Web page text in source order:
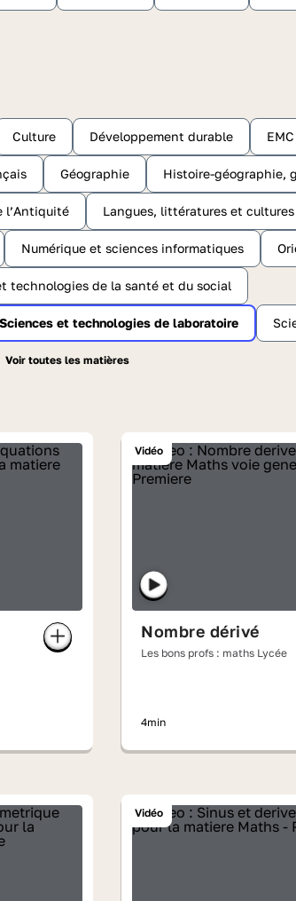
Culture Développement durable EMC
Géographie Histoire-géographie,
l’Antiquité Langues, littératures et
Numérique et sciences informatiques
technologies de la santé et du social
Sciences et technologies de laboratoire
Vidéo
Nombre dérivé
Les bons profs : maths Lycée
4min
Vidéo